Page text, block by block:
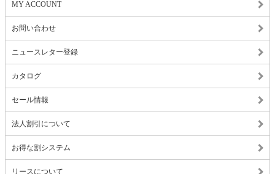
MY ACCOUNT
お問い合わせ
ニュースレター登録
カタログ
セール情報
法人割引について
お得な割システム
リースについて